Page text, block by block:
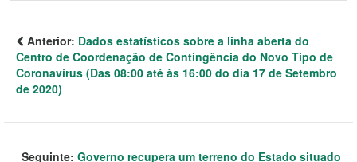
Anterior: Dados estatísticos sobre a linha aberta do
Centro de Coordenação de Contingência do Novo Tipo de
Coronavírus (Das 08:00 até às 16:00 do dia 17 de Setembro
de 2020)
Seguinte: Governo recupera um terreno do Estado situado